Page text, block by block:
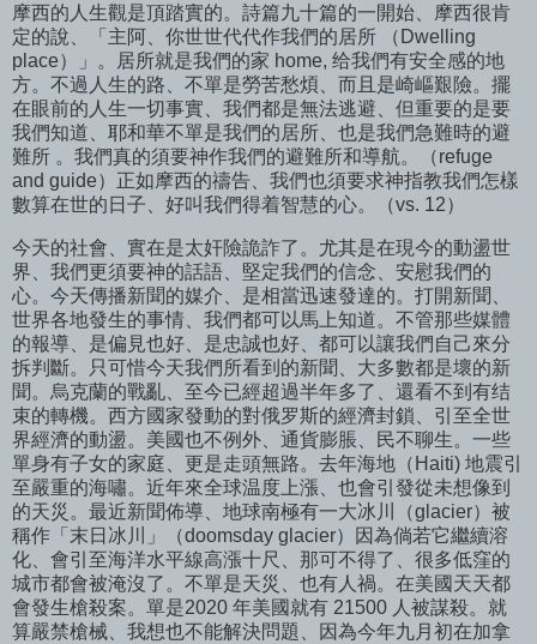
摩西的人生觀是頂踏實的。詩篇九十篇的一開始、摩西很肯
定的說、「主阿、你世世代代作我們的居所 （Dwelling
place）」。居所就是我們的家 home, 给我們有安全感的地
方。不過人生的路、不單是勞苦愁煩、而且是崎嶇艱險。擺
在眼前的人生一切事實、我們都是無法逃避、但重要的是要
我們知道、耶和華不單是我們的居所、也是我們急難時的避
難所 。我們真的須要神作我們的避難所和導航。（refuge
and guide）正如摩西的禱告、我們也須要求神指教我們怎樣
數算在世的日子、好叫我們得着智慧的心。（vs. 12）
今天的社會、實在是太奸險詭詐了。尤其是在現今的動盪世
界、我們更須要神的話語、堅定我們的信念、安慰我們的
心。今天傳播新聞的媒介、是相當迅速發達的。打開新聞、
世界各地發生的事情、我們都可以馬上知道。不管那些媒體
的報導、是偏見也好、是忠誠也好、都可以讓我們自己來分
拆判斷。只可惜今天我們所看到的新聞、大多數都是壞的新
聞。烏克蘭的戰亂、至今已經超過半年多了、還看不到有结
束的轉機。西方國家發動的對俄罗斯的經濟封鎖、引至全世
界經濟的動盪。美國也不例外、通貨膨脹、民不聊生。一些
單身有子女的家庭、更是走頭無路。去年海地（Haiti) 地震引
至嚴重的海嘯。近年來全球温度上漲、也會引發從未想像到
的天災。最近新聞佈導、地球南極有一大冰川（glacier）被
稱作「末日冰川」（doomsday glacier）因為倘若它繼續溶
化、會引至海洋水平線高漲十尺、那可不得了、很多低窪的
城市都會被淹沒了。不單是天災、也有人禍。在美國天天都
會發生槍殺案。單是2020 年美國就有 21500 人被謀殺。就
算嚴禁槍械、我想也不能解決問題、因為今年九月初在加拿